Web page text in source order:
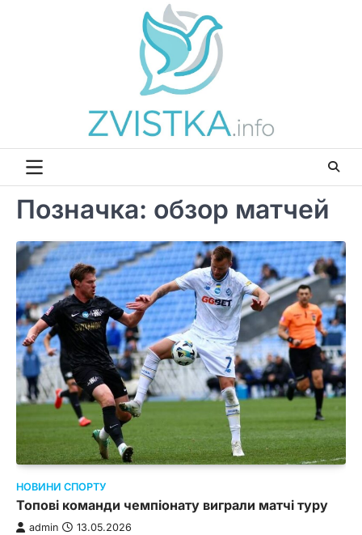
Позначка: обзор матчей
НОВИНИ СПОРТУ
Топові команди чемпіонату виграли матчі туру
admin 13.05.2026